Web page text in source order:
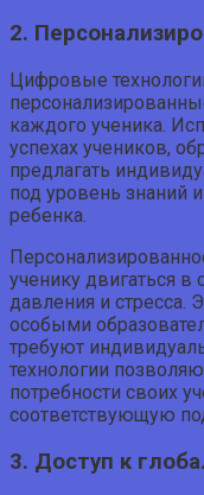
2.
Цифровые
каждого ученика.
успехах учеников,
предлагать
под уровень знаний
ребенка.
ученику двигаться
давления и стресса.
особыми
требуют
технологии
потребности своих
соответствующую
3. Доступ к